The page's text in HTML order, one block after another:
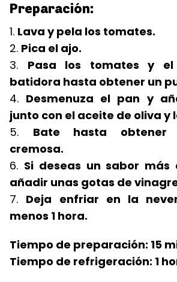
Preparación:
1. Lava y pela los tomates.
2. Pica el ajo.
3. Pasa los tomates y
batidora hasta obtener un
4. Desmenuza el pan y
junto con el aceite de oliva y
5. Bate hasta obtener
cremosa.
6. Si deseas un sabor más
añadir unas gotas de
7. Deja enfriar en la
menos 1 hora.
Tiempo de preparación: 15
Tiempo de refrigeración: 1